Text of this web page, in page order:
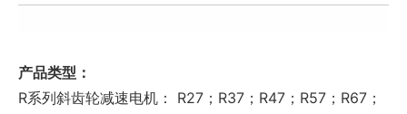
产品类型：
R系列斜齿轮减速电机： R27；R37；R47；R57；R67；